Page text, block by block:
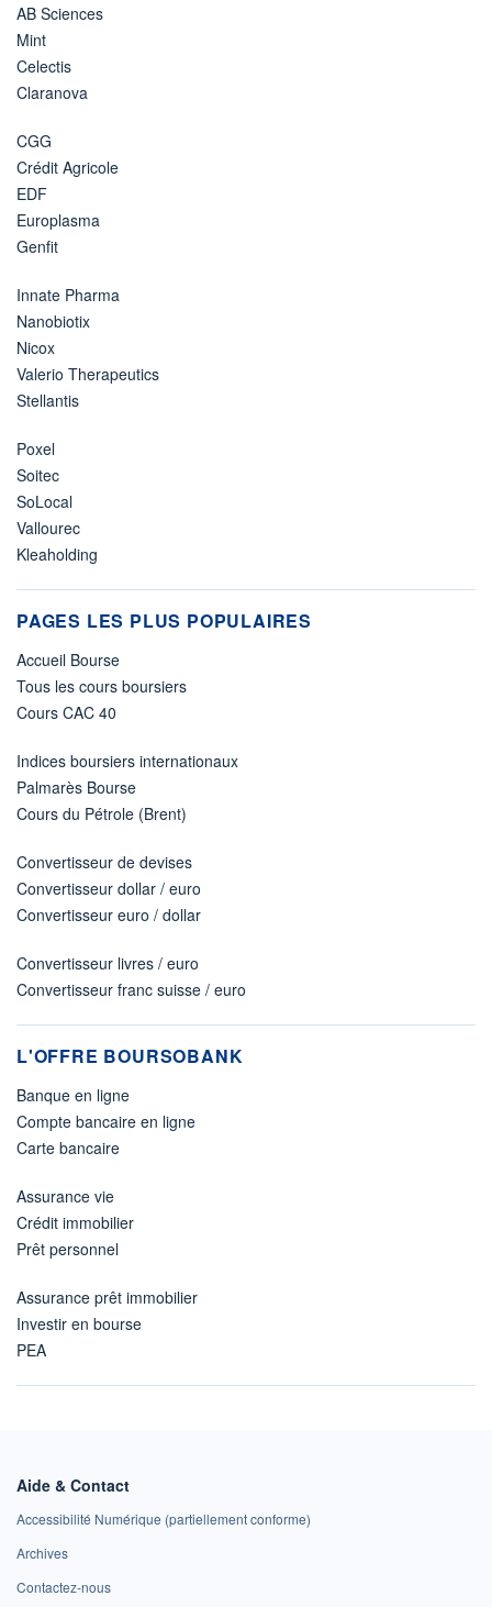
AB Sciences
Mint
Celectis
Claranova
CGG
Crédit Agricole
EDF
Europlasma
Genfit
Innate Pharma
Nanobiotix
Nicox
Valerio Therapeutics
Stellantis
Poxel
Soitec
SoLocal
Vallourec
Kleaholding
PAGES LES PLUS POPULAIRES
Accueil Bourse
Tous les cours boursiers
Cours CAC 40
Indices boursiers internationaux
Palmarès Bourse
Cours du Pétrole (Brent)
Convertisseur de devises
Convertisseur dollar / euro
Convertisseur euro / dollar
Convertisseur livres / euro
Convertisseur franc suisse / euro
L'OFFRE BOURSOBANK
Banque en ligne
Compte bancaire en ligne
Carte bancaire
Assurance vie
Crédit immobilier
Prêt personnel
Assurance prêt immobilier
Investir en bourse
PEA
Aide & Contact
Accessibilité Numérique (partiellement conforme)
Archives
Contactez-nous